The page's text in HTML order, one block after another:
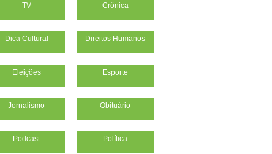
TV Crônica
Dica Cultural Direitos Humanos
Eleições Esporte
Jornalismo Obituário
Podcast Política